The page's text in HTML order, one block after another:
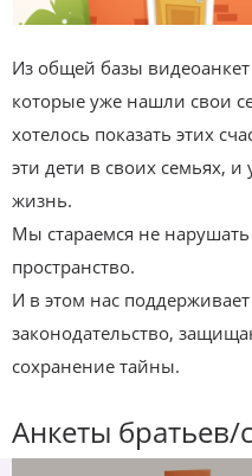
Из общей базы
которые уже нашли свои
хотелось показать этих
эти дети в своих семьях, и
жизнь.
Мы стараемся не
пространство.
И в этом нас
законодательство,
сохранение тайны.
Анкеты братьев/